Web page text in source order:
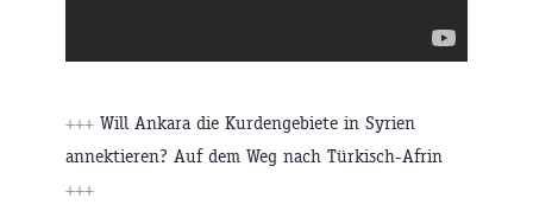
+++ Will Ankara die Kurdengebiete in Syrien
annektieren? Auf dem Weg nach Türkisch-Afrin
+++